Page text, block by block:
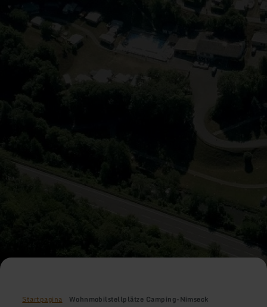
Startpagina Wohnmobilstellplätze Camping-Nimseck